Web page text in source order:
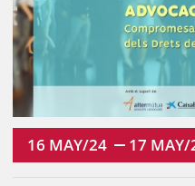
16 MAY/24 17 MAY/